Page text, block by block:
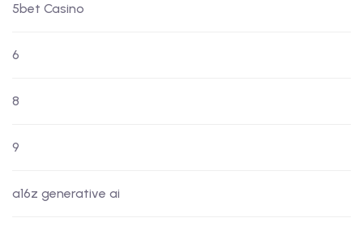
5bet Casino
6
8
9
a16z generative ai